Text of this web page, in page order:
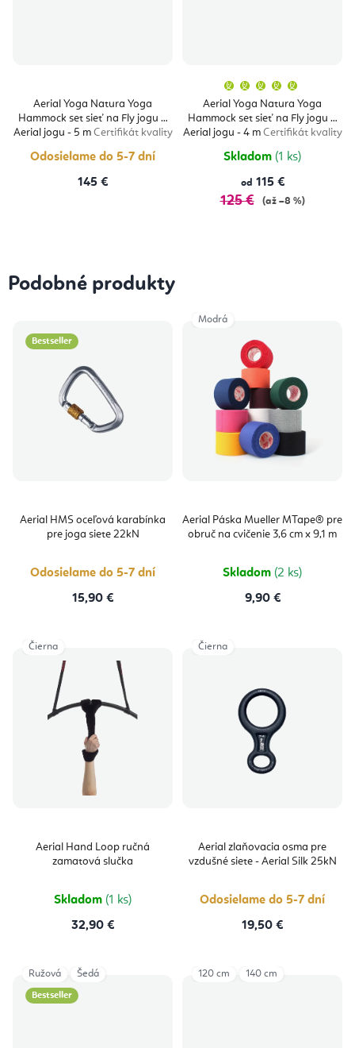
Aerial Yoga Natura Yoga
Hammock set sieť na Fly jogu a
Aerial jogu - 5 m Certifikát kvality
Odosielame do 5-7 dní
145 €
Aerial Yoga Natura Yoga
Hammock set sieť na Fly jogu a
Aerial jogu - 4 m Certifikát kvality
produktu
je
5,0
z
5
Skladom (1 ks)
od 115 €
125 € (až –8 %)
Podobné produkty
Bestseller
Aerial HMS oceľová karabínka
pre joga siete 22kN
Odosielame do 5-7 dní
15,90 €
Aerial Páska Mueller MTape® pre
obruč na cvičenie 3,6 cm x 9,1 m
Skladom (2 ks)
9,90 €
Modrá
Aerial Hand Loop ručná
zamatová slučka
Skladom (1 ks)
32,90 €
Čierna
Aerial zlaňovacia osma pre
vzdušné siete - Aerial Silk 25kN
Odosielame do 5-7 dní
19,50 €
Čierna
Bestseller
Ružová Šedá 120 cm 140 cm